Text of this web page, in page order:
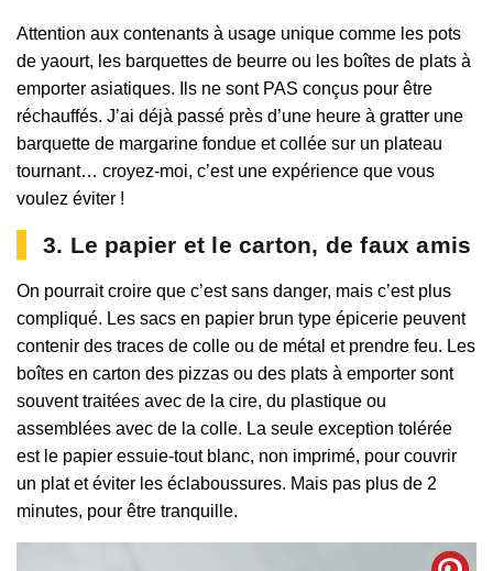
Attention aux contenants à usage unique comme les pots
de yaourt, les barquettes de beurre ou les boîtes de plats à
emporter asiatiques. Ils ne sont PAS conçus pour être
réchauffés. J’ai déjà passé près d’une heure à gratter une
barquette de margarine fondue et collée sur un plateau
tournant… croyez-moi, c’est une expérience que vous
voulez éviter !
3. Le papier et le carton, de faux amis
On pourrait croire que c’est sans danger, mais c’est plus
compliqué. Les sacs en papier brun type épicerie peuvent
contenir des traces de colle ou de métal et prendre feu. Les
boîtes en carton des pizzas ou des plats à emporter sont
souvent traitées avec de la cire, du plastique ou
assemblées avec de la colle. La seule exception tolérée
est le papier essuie-tout blanc, non imprimé, pour couvrir
un plat et éviter les éclaboussures. Mais pas plus de 2
minutes, pour être tranquille.